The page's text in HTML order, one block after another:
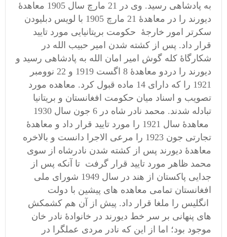
به پادشاهی رسید. وی در 21 مارچ سال 1905 معاهدۀ
دیورند را در معاهدۀ 21 مارچ 1905 با لویس دبلیودن
سکرتر امور خارجۀ حکومت بریتانیایی مورد تایید
قرار داد. پس از کشته شدن امیر حبیب الله در
شکارگاۀ کله گوش امیر امان الله به پادشاهی رسید و
دیورند را دردو معاهدۀ 8 اگست 1919 و 22 نوومبر
1921 را که دارای 14 ماده قبول کرد. معاهده مورد
تصویب و اسناد میان حکومت افغانستان و بریتانیا
تبادله شدند. محمد نادر شاه در 6 جون سال 1930
معاهدۀ سال 1921 را مورد تایید قرار داد و معاهدۀ
تجارتی جون 1923 را مرعی الاجرا دانست و بالاخره
معاهدۀ دیورند پس از کشته شدن نادرشاه از سوی
محمد ظاهر مورد تایید قرار گرفت تا آنکه پس از
جدایی پاکستان از هند در سال 1949 شورای ملی
افغانستان تمامی معاهده های پیشین با دولت
انگلیس را ملغا قرار داد. پیش از آن هم کشمکش
های پنهانی بر سر خط دیورند در خانوادۀ نادر خان
موجود بود؛ اما از این که نادر مردی عملگرا در